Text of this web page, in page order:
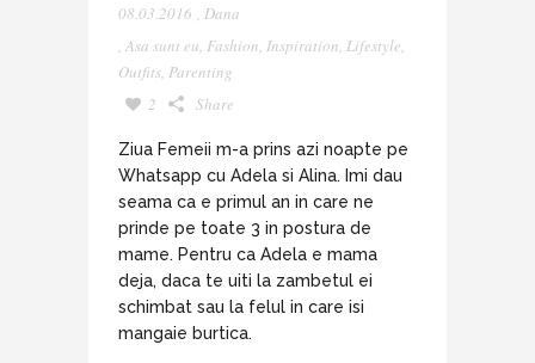
08.03.2016 , Dana
, Asa sunt eu, Fashion, Inspiration, Lifestyle,
Outfits, Parenting
2
Share
Ziua Femeii m-a prins azi noapte pe
Whatsapp cu Adela si Alina. Imi dau
seama ca e primul an in care ne
prinde pe toate 3 in postura de
mame. Pentru ca Adela e mama
deja, daca te uiti la zambetul ei
schimbat sau la felul in care isi
mangaie burtica.